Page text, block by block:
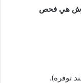
هي فحص
توفره).